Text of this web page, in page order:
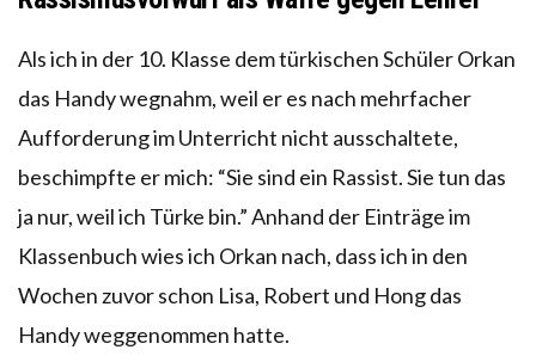
Als ich in der 10. Klasse dem türkischen Schüler Orkan
das Handy wegnahm, weil er es nach mehrfacher
Aufforderung im Unterricht nicht ausschaltete,
beschimpfte er mich: “Sie sind ein Rassist. Sie tun das
ja nur, weil ich Türke bin.” Anhand der Einträge im
Klassenbuch wies ich Orkan nach, dass ich in den
Wochen zuvor schon Lisa, Robert und Hong das
Handy weggenommen hatte.